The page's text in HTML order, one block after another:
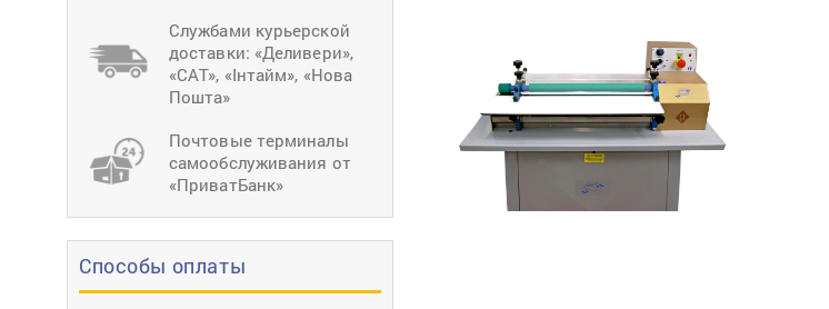
оборудование
Загибка деталей
Вставка фурнитуры
Ерошка подошвы
Увлажнение пятки
Затяжка пяточной
части
Доводка заготовки
Отметка следа
Шершевание следа
Активация клея
Службами курьерской
доставки: «Деливери»,
«САТ», «Інтайм», «Нова
Пошта»
Почтовые терминалы
самообслуживания от
«ПриватБанк»
Способы оплаты